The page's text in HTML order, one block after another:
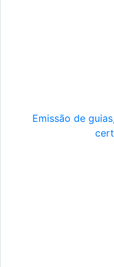
Emissão de